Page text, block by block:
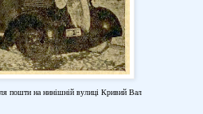
пошти на нинішній вулиці Кривий Вал